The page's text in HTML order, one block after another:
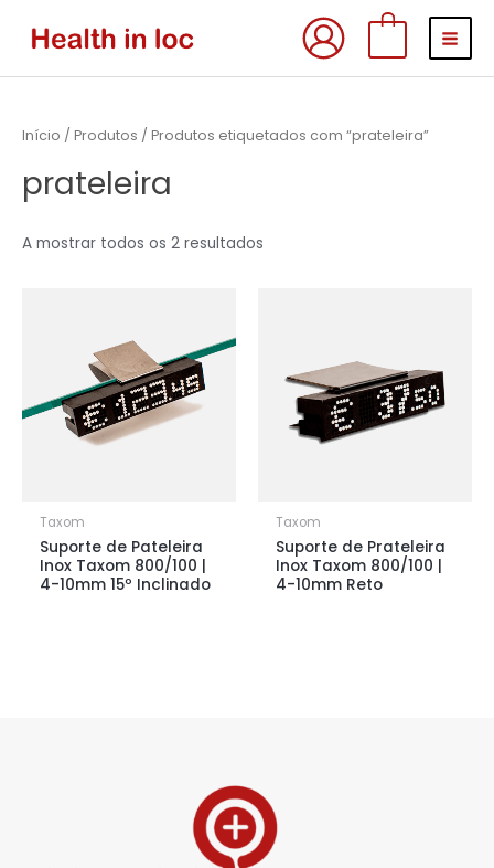
Início / Produtos / Produtos etiquetados com “prateleira”
prateleira
A mostrar todos os 2 resultados
Taxom
Suporte de Pateleira
Inox Taxom 800/100 |
4-10mm 15º Inclinado
Taxom
Suporte de Prateleira
Inox Taxom 800/100 |
4-10mm Reto